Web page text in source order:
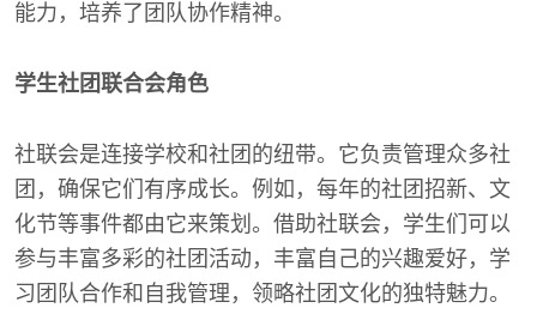
能力，培养了团队协作精神。
学生社团联合会角色
社联会是连接学校和社团的纽带。它负责管理众多社
团，确保它们有序成长。例如，每年的社团招新、文
化节等事件都由它来策划。借助社联会，学生们可以
参与丰富多彩的社团活动，丰富自己的兴趣爱好，学
习团队合作和自我管理，领略社团文化的独特魅力。